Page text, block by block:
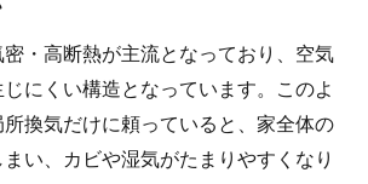
・高断熱が主流となっており、空気
にくい構造となっています。このよ
所換気だけに頼っていると、家全体の
い、カビや湿気がたまりやすくなり